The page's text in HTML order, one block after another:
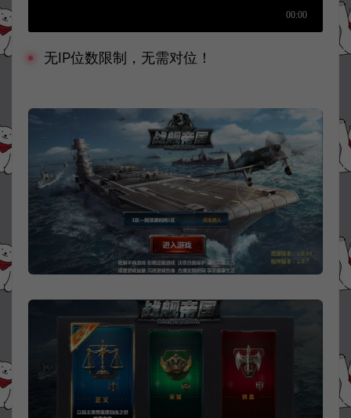
无IP位数限制，无需对位！